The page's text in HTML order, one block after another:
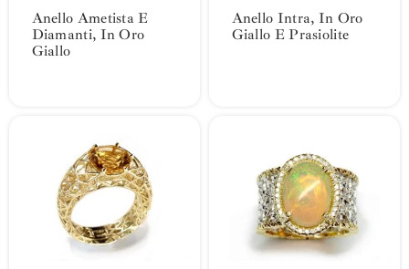
Anello Ametista E
Diamanti, In Oro
Giallo
Anello Intra, In Oro
Giallo E Prasiolite